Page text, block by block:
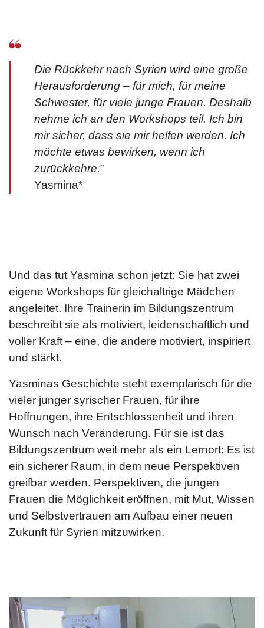
Die Rückkehr nach Syrien wird eine große
Herausforderung – für mich, für meine
Schwester, für viele junge Frauen. Deshalb
nehme ich an den Workshops teil. Ich bin
mir sicher, dass sie mir helfen werden. Ich
möchte etwas bewirken, wenn ich
zurückkehre.”
Yasmina*
Und das tut Yasmina schon jetzt: Sie hat zwei
eigene Workshops für gleichaltrige Mädchen
angeleitet. Ihre Trainerin im Bildungszentrum
beschreibt sie als motiviert, leidenschaftlich und
voller Kraft – eine, die andere motiviert, inspiriert
und stärkt.
Yasminas Geschichte steht exemplarisch für die
vieler junger syrischer Frauen, für ihre
Hoffnungen, ihre Entschlossenheit und ihren
Wunsch nach Veränderung. Für sie ist das
Bildungszentrum weit mehr als ein Lernort: Es ist
ein sicherer Raum, in dem neue Perspektiven
greifbar werden. Perspektiven, die jungen
Frauen die Möglichkeit eröffnen, mit Mut, Wissen
und Selbstvertrauen am Aufbau einer neuen
Zukunft für Syrien mitzuwirken.